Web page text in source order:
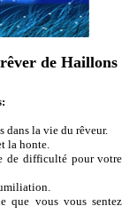
de Haillons
dans la vie du rêveur.
la honte.
de difficulté pour votre
que vous vous sentez